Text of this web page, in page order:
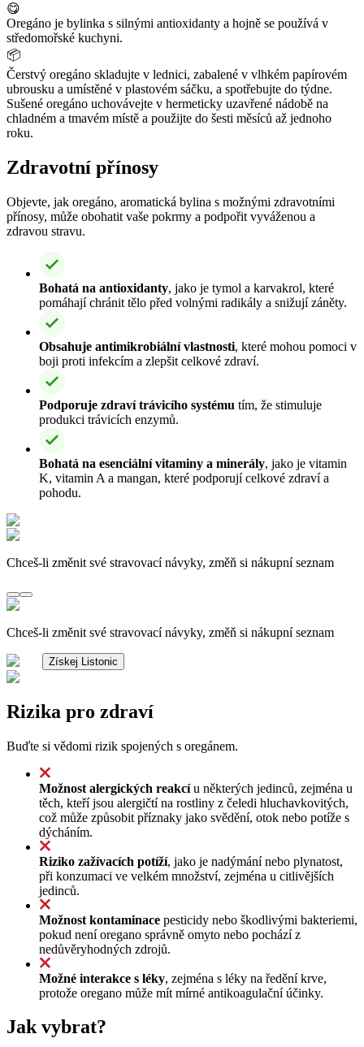
😋
Oregáno je bylinka s silnými antioxidanty a hojně se používá v
středomořské kuchyni.
📦
Čerstvý oregáno skladujte v lednici, zabalené v vlhkém papírovém
ubrousku a umístěné v plastovém sáčku, a spotřebujte do týdne.
Sušené oregáno uchovávejte v hermeticky uzavřené nádobě na
chladném a tmavém místě a použijte do šesti měsíců až jednoho
roku.
Zdravotní přínosy
Objevte, jak oregáno, aromatická bylina s možnými zdravotními
přínosy, může obohatit vaše pokrmy a podpořit vyváženou a
zdravou stravu.
Bohatá na antioxidanty, jako je tymol a karvakrol, které
pomáhají chránit tělo před volnými radikály a snižují záněty.
Obsahuje antimikrobiální vlastnosti, které mohou pomoci v
boji proti infekcím a zlepšit celkové zdraví.
Podporuje zdraví trávicího systému tím, že stimuluje
produkci trávicích enzymů.
Bohatá na esenciální vitaminy a minerály, jako je vitamin
K, vitamin A a mangan, které podporují celkové zdraví a
pohodu.
Chceš-li změnit své stravovací návyky, změň si nákupní seznam
Chceš-li změnit své stravovací návyky, změň si nákupní seznam
Získej Listonic
Rizika pro zdraví
Buďte si vědomi rizik spojených s oregánem.
Možnost alergických reakcíu některých jedinců, zejména u
těch, kteří jsou alergičtí na rostliny z čeledi hluchavkovitých,
což může způsobit příznaky jako svědění, otok nebo potíže s
dýcháním.
Riziko zažívacích potíží, jako je nadýmání nebo plynatost,
při konzumaci ve velkém množství, zejména u citlivějších
jedinců.
Možnost kontaminace pesticidy nebo škodlivými bakteriemi,
pokud není oregano správně omyto nebo pochází z
nedůvěryhodných zdrojů.
Možné interakce s léky, zejména s léky na ředění krve,
protože oregano může mít mírné antikoagulační účinky.
Jak vybrat?